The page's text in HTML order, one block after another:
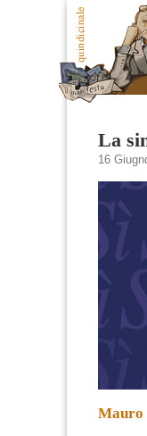
La
16
Mauro